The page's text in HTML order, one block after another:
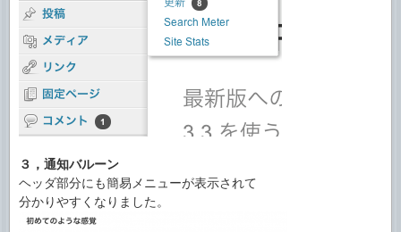
３，通知バルーン
ヘッダ部分にも簡易メニューが表示されて
分かりやすくなりました。